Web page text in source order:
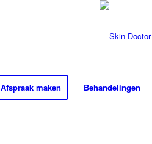
Afspraak maken Behandelingen